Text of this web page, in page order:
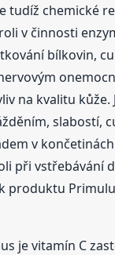
tudíž chemické
v činnosti
bílkovin,
na kvalitu
slabostí,
v
při vstřebávání
produktu
je vitamín C